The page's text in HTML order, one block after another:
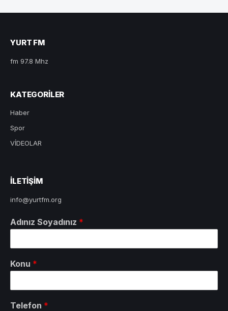
YURT FM
fm 97.8 Mhz
KATEGORILER
Haber
Spor
VİDEOLAR
ILETIŞIM
info@yurtfm.org
Adınız Soyadınız *
Konu *
Telefon *